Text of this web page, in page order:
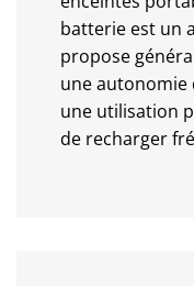
batterie est un
propose
une
une utilisation
de recharger